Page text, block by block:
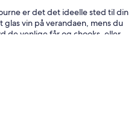
er det det ideelle sted til din
vin på verandaen, mens du
de venlige får og chooks, eller
Cottage med omvendt cyklus
queensize-seng, stort spabad,
en dejlig udendørs omgivelse